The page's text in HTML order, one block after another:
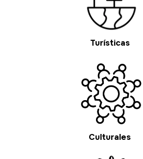
Turísticas
Culturales